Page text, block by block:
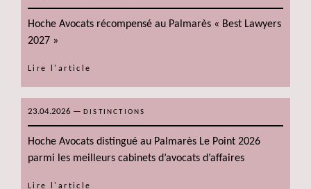
Hoche Avocats récompensé au Palmarès « Best Lawyers
2027 »
Lire l'article
23.04.2026 — DISTINCTIONS
Hoche Avocats distingué au Palmarès Le Point 2026
parmi les meilleurs cabinets d’avocats d’affaires
Lire l'article